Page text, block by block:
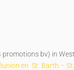
promotions bv) in
en St. Barth –